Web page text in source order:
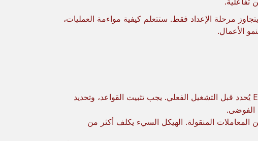
في هذه المقالة، ستتبع دليل عملي لنظام المحاسبة في ERP يتجاوز مرحلة الإعداد فقط. ستتعلم كيفية مواءمة العمليات،
الأعمال.
نجاح أو فشل المحاسبة في ERP يُحدد قبل التشغيل الفعلي. يجب تثبيت القواعد، وتحديد
الفوضى.
المعاملات المنقولة. الهيكل السيء يكلف أكثر من